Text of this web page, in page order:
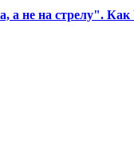
а не на стрелу". Как